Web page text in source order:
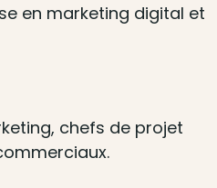
en marketing digital et
chefs de projet